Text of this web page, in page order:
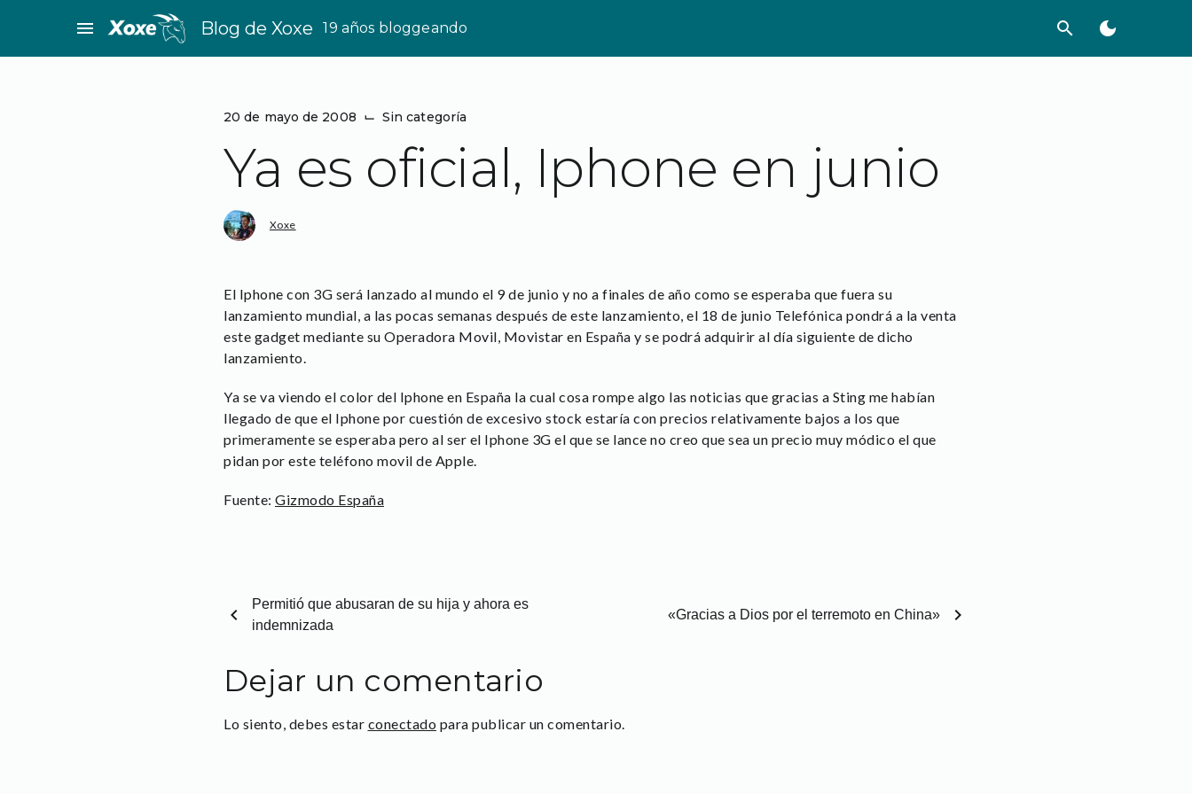
menu Blog de Xoxe 19 años bloggeando search dark_mode
20 de mayo de 2008 ⌙ Sin categoría
Ya es oficial, Iphone en junio
Xoxe
El Iphone con 3G será lanzado al mundo el 9 de junio y no a finales de año como se esperaba que fuera su
lanzamiento mundial, a las pocas semanas después de este lanzamiento, el 18 de junio Telefónica pondrá a la venta
este gadget mediante su Operadora Movil, Movistar en España y se podrá adquirir al día siguiente de dicho
lanzamiento.
Ya se va viendo el color del Iphone en España la cual cosa rompe algo las noticias que gracias a Sting me habían
llegado de que el Iphone por cuestión de excesivo stock estaría con precios relativamente bajos a los que
primeramente se esperaba pero al ser el Iphone 3G el que se lance no creo que sea un precio muy módico el que
pidan por este teléfono movil de Apple.
Fuente: Gizmodo España
chevron_left
Permitió que abusaran de su hija y ahora es
indemnizada
«Gracias a Dios por el terremoto en China» chevron_right
Dejar un comentario
Lo siento, debes estar conectado para publicar un comentario.